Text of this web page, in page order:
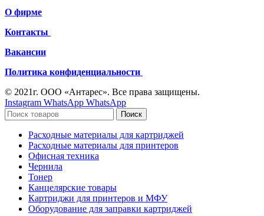
О фирме
Контакты
Вакансии
Политика конфиденциальности
© 2021г. ООО «Антарес». Все права защищены.
Instagram WhatsApp WhatsApp
Поиск
Расходные материалы для картриджей
Расходные материалы для принтеров
Офисная техника
Чернила
Тонер
Канцелярские товары
Картриджи для принтеров и МФУ
Оборудование для заправки картриджей